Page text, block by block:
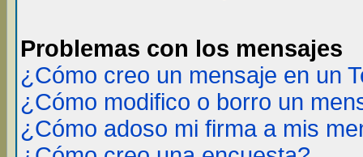
Problemas con los mensajes
¿Cómo creo un mensaje en un
¿Cómo modifico o borro un
¿Cómo adoso mi firma a mis